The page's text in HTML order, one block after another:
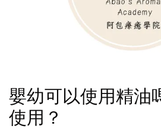
嬰幼可以使用精油
使用？